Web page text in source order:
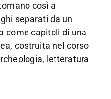
così a
separati da un
come capitoli di una
costruita nel corso
letteratura